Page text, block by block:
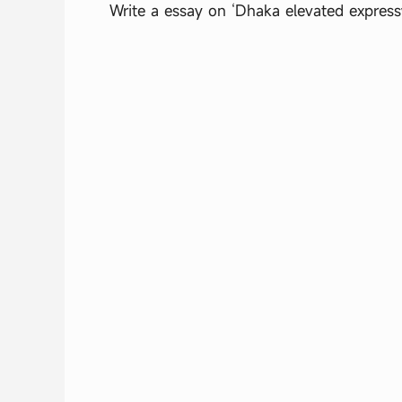
Write a essay on ‘Dhaka elevated